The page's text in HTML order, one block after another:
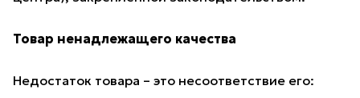
Товар ненадлежащего качества
Недостаток товара – это несоответствие его: